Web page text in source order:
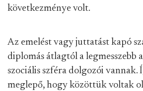
következménye volt.
Az emelést vagy juttatást kapó
diplomás átlagtól a legmesszebb
szociális szféra dolgozói vannak.
meglepő, hogy közöttük voltak